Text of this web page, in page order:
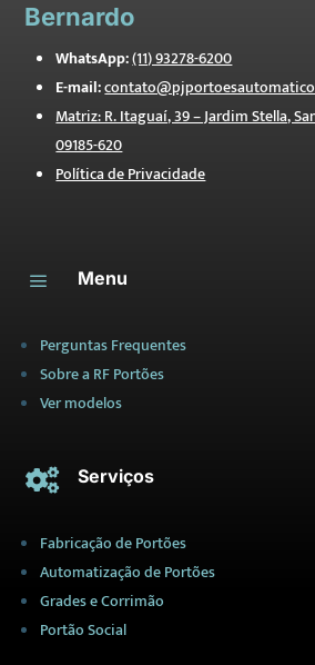
Bernardo
WhatsApp:(11) 93278-6200
E-mail:
Matriz: R. Itaguaí, 39 – Jardim Stella,
09185-620
Política de Privacidade
a Menu
Perguntas Frequentes
Sobre a RF Portões
Ver modelos
 Serviços
Fabricação de Portões
Automatização de Portões
Grades e Corrimão
Portão Social